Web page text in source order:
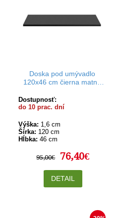
Doska pod umývadlo
120x46 cm čierna matná
Dostupnosť:
do 10 prac. dní
Výška: 1,6 cm
Šírka: 120 cm
Hĺbka: 46 cm
95,00€ 76,40€
DETAIL